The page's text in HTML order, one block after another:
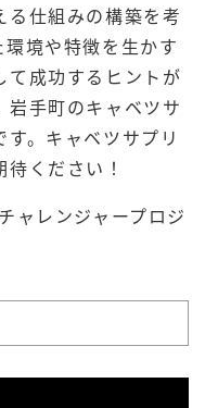
る仕組みの構築を考
境や特徴を生かす
て成功するヒントが
岩手町のキャベツサ
。キャベツサプリ
ください！
ャレンジャープロジ